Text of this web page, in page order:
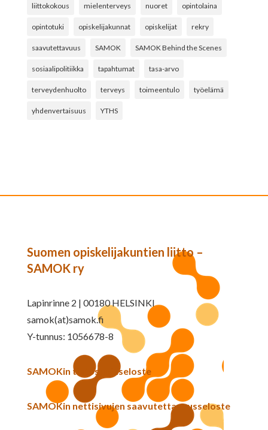
liittokokous mielenterveys nuoret opintolaina
opintotuki opiskelijakunnat opiskelijat rekry
saavutettavuus SAMOK SAMOK Behind the Scenes
sosiaalipolitiikka tapahtumat tasa-arvo
terveydenhuolto terveys toimeentulo työelämä
yhdenvertaisuus YTHS
Suomen opiskelijakuntien liitto –
SAMOK ry
Lapinrinne 2 | 00180 HELSINKI
samok(at)samok.fi
Y-tunnus: 1056678-8
SAMOKin tietosuojaseloste
SAMOKin nettisivujen saavutettavuusseloste